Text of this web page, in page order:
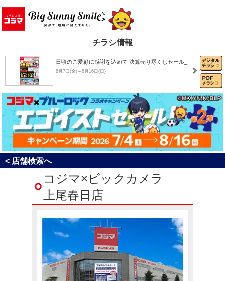
チラシ情報
日頃のご愛顧に感謝を込めて 決算売り尽くしセール_
8月7日(金)～8月16日(日)
8月おすすめチラシ
8月1日(土)～8月31日(月)
決算売り尽くしセール！
コジマ×ブルーロック コラボキャンペーン「エゴイ…
コジ坊＆マコちゃんのLINEスタンプ好評販売中！
4月24日(金)～10月31日(土)
< 店舗検索へ
コジマ×ビックカメラ
上尾春日店